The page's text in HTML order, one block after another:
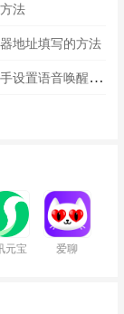
法
地址填写的方法
小布智能语音助手如何设置语音唤醒？小布助手设置语音唤醒的方法
元宝 爱聊